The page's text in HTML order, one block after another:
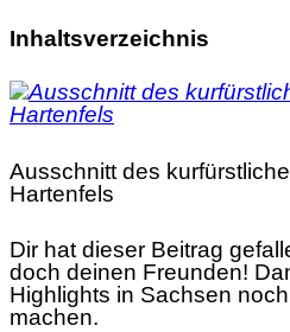
Inhaltsverzeichnis
Ausschnitt des
Hartenfels
Dir hat dieser Beitrag
doch deinen Freunden!
Highlights in Sachsen
machen.